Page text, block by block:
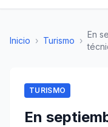
Inicio › Turismo ›
En
TURISMO
En